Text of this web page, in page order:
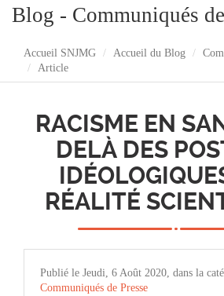
Blog - Communiqués
Accueil SNJMG Accueil du Blog
Article
RACISME EN
DELÀ DES
RÉALITÉ
Publié le Jeudi, 6 Août 2020, dans la
Communiqués de Presse